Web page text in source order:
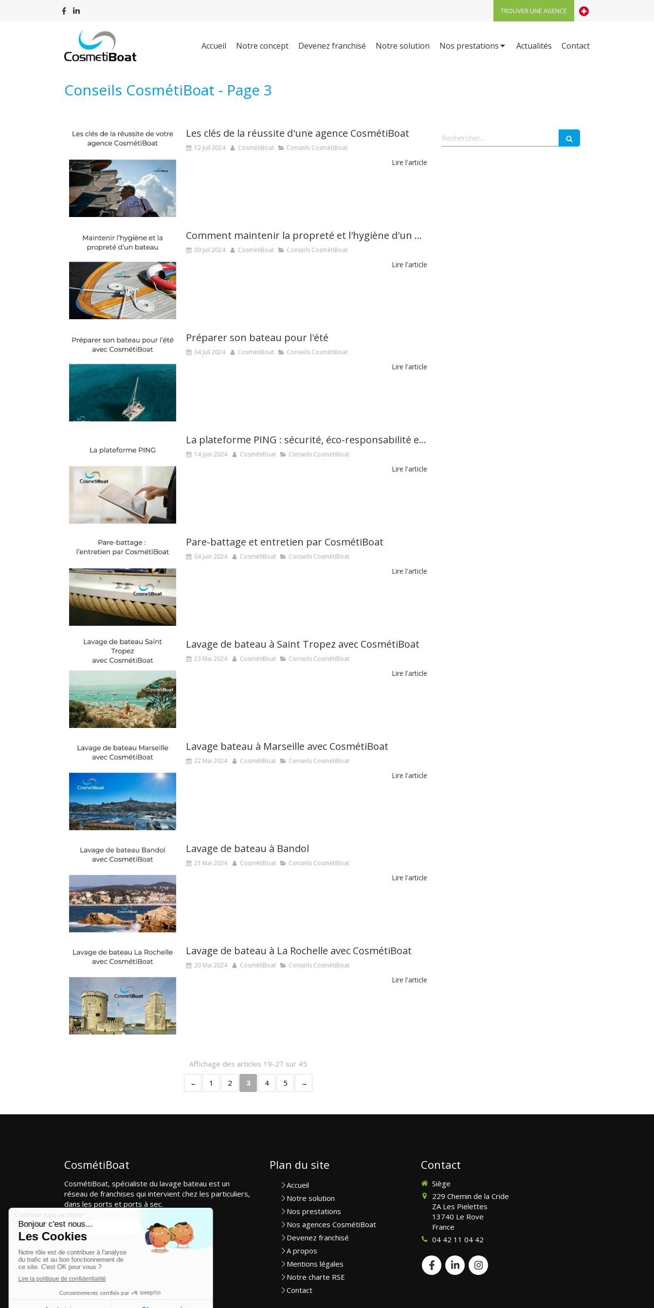
TROUVER UNE AGENCE
Accueil Notre concept Devenez franchisé Notre solution Nos prestations Actualités Contact
Conseils CosmétiBoat - Page 3
Les clés de la réussite d'une agence CosmétiBoat
12 Juil 2024 CosmétiBoat Conseils CosmétiBoat
Lire l'article
Comment maintenir la propreté et l'hygiène d'un bateau ?
09 Juil 2024 CosmétiBoat Conseils CosmétiBoat
Lire l'article
Préparer son bateau pour l'été
04 Juil 2024 CosmétiBoat Conseils CosmétiBoat
Lire l'article
La plateforme PING : sécurité, éco-responsabilité en mer
14 Juin 2024 CosmétiBoat Conseils CosmétiBoat
Lire l'article
Pare-battage et entretien par CosmétiBoat
04 Juin 2024 CosmétiBoat Conseils CosmétiBoat
Lire l'article
Lavage de bateau à Saint Tropez avec CosmétiBoat
23 Mai 2024 CosmétiBoat Conseils CosmétiBoat
Lire l'article
Lavage bateau à Marseille avec CosmétiBoat
22 Mai 2024 CosmétiBoat Conseils CosmétiBoat
Lire l'article
Lavage de bateau à Bandol
21 Mai 2024 CosmétiBoat Conseils CosmétiBoat
Lire l'article
Lavage de bateau à La Rochelle avec CosmétiBoat
20 Mai 2024 CosmétiBoat Conseils CosmétiBoat
Lire l'article
Affichage des articles 19-27 sur 45
1
2 3 4 5
Rechercher
CosmétiBoat
CosmétiBoat, spécialiste du lavage bateau est un
réseau de franchises qui intervient chez les particuliers,
dans les ports et ports à sec.
Contacter une agence
Plan du site
Accueil
Notre solution
Nos prestations
Nos agences CosmétiBoat
Devenez franchisé
A propos
Mentions légales
Notre charte RSE
Contact
Contact
Siège
229 Chemin de la Cride
ZA Les Pielettes
13740 Le Rove
France
04 42 11 04 42